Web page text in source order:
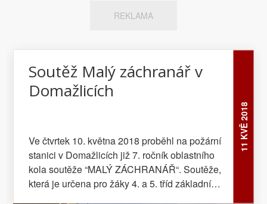
REKLAMA
11 KVĚ 2018
Soutěž Malý záchranář v
Domažlicích
Ve čtvrtek 10. května 2018 proběhl na požární
stanici v Domažlicích již 7. ročník oblastního
kola soutěže “MALÝ ZÁCHRANÁŘ“. Soutěže,
která je určena pro žáky 4. a 5. tříd základních